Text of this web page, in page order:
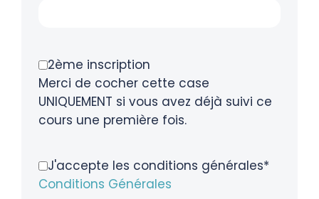
2ème inscription
Merci de cocher cette case
UNIQUEMENT si vous avez déjà suivi ce
cours une première fois.
J'accepte les conditions générales*
Conditions Générales